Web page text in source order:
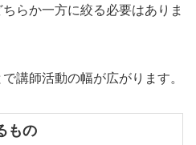
らか一方に絞る必要はありま
講師活動の幅が広がります。
もの